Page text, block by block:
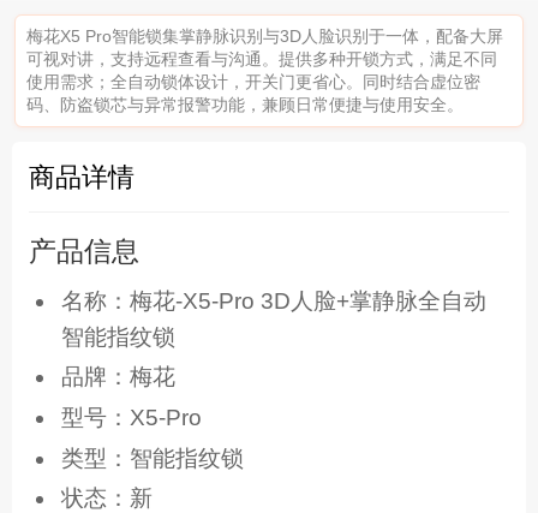
梅花X5 Pro智能锁集掌静脉识别与3D人脸识别于一体，配备大屏
可视对讲，支持远程查看与沟通。提供多种开锁方式，满足不同
使用需求；全自动锁体设计，开关门更省心。同时结合虚位密
码、防盗锁芯与异常报警功能，兼顾日常便捷与使用安全。
商品详情
产品信息
名称：梅花-X5-Pro 3D人脸+掌静脉全自动
智能指纹锁
品牌：梅花
型号：X5-Pro
类型：智能指纹锁
状态：新